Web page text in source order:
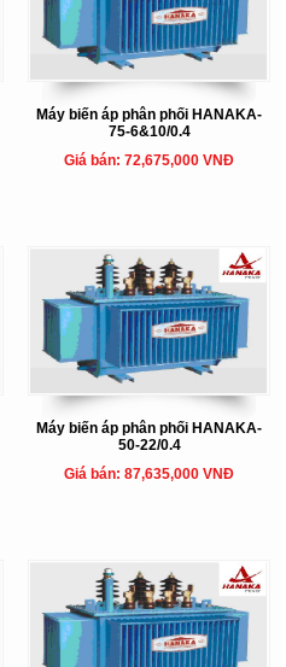
Máy biến áp phân phối HANAKA-
75-6&10/0.4
Giá bán: 72,675,000 VNĐ
Máy biến áp phân phối HANAKA-
50-22/0.4
Giá bán: 87,635,000 VNĐ